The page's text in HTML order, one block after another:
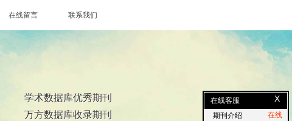
在线留言 联系我们
学术数据库优秀期刊
万方数据库收录期刊
X
在线客服
在线
期刊介绍